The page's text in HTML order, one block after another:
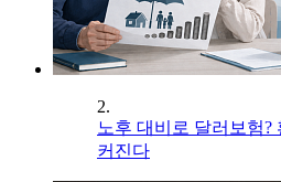
2.
노후 대비로 달러보험?
커진다